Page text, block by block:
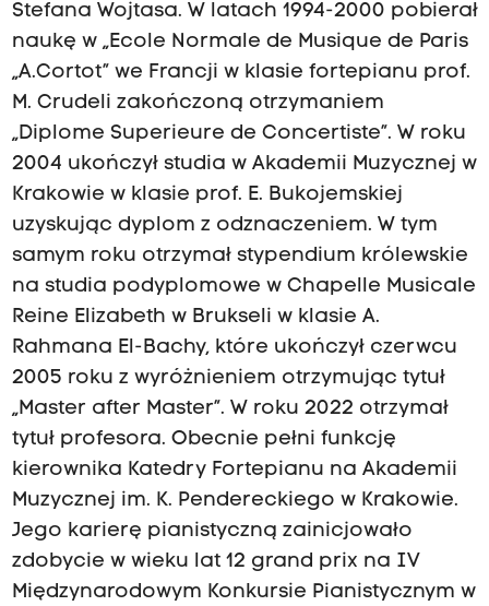
Stefana Wojtasa. W latach 1994-2000 pobierał
naukę w „Ecole Normale de Musique de Paris
„A.Cortot” we Francji w klasie fortepianu prof.
M. Crudeli zakończoną otrzymaniem
„Diplome Superieure de Concertiste”. W roku
2004 ukończył studia w Akademii Muzycznej w
Krakowie w klasie prof. E. Bukojemskiej
uzyskując dyplom z odznaczeniem. W tym
samym roku otrzymał stypendium królewskie
na studia podyplomowe w Chapelle Musicale
Reine Elizabeth w Brukseli w klasie A.
Rahmana El-Bachy, które ukończył czerwcu
2005 roku z wyróżnieniem otrzymując tytuł
„Master after Master”. W roku 2022 otrzymał
tytuł profesora. Obecnie pełni funkcję
kierownika Katedry Fortepianu na Akademii
Muzycznej im. K. Pendereckiego w Krakowie.
Jego karierę pianistyczną zainicjowało
zdobycie w wieku lat 12 grand prix na IV
Międzynarodowym Konkursie Pianistycznym w